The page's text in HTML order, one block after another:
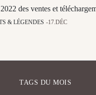
des ventes et
& LÉGENDES 17.DÉC
TAGS DU MOIS